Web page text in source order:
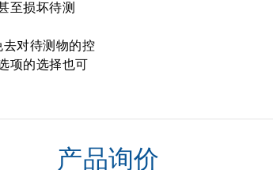
至损坏待测
对待测物的控
项的选择也可
产品询价